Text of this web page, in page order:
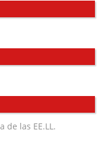
de las EE.LL.